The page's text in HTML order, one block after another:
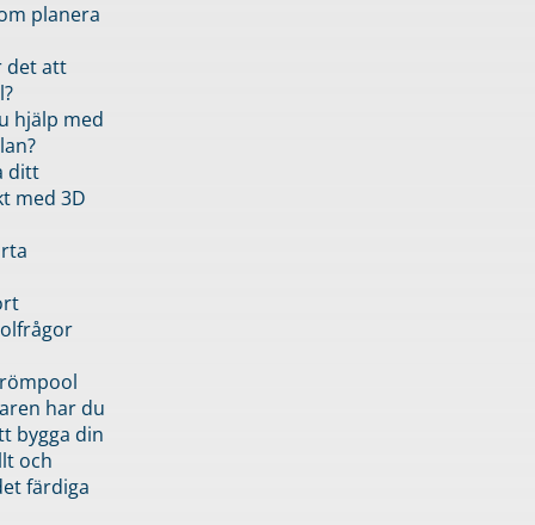
planera
det att
hjälp med
ditt
med 3D
har du
bygga din
och
färdiga